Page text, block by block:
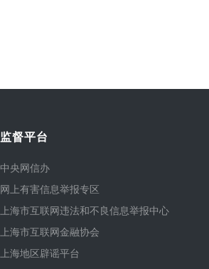
监督平台
中央网信办
网上有害信息举报专区
上海市互联网违法和不良信息举报中心
上海市互联网金融协会
上海地区辟谣平台